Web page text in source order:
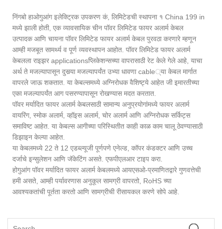
निंगबो हाओगुआंग इलेक्ट्रिक उपकरण कं, लिमिटेडची स्थापना १ China 199 in
मध्ये झाली होती, एक व्यावसायिक चीन पॉवर लिमिटेड फायर अलार्म केबल
उत्पादक आणि चायना पॉवर लिमिटेड फायर अलार्म केबल पुरवठा करणारे म्हणून
आम्ही मजबूत सामर्थ्य व पूर्ण व्यवस्थापन आहोत. पॉवर लिमिटेड फायर अलार्म
केबलला राइझर applicationsप्लिकेशन्सच्या वापरासाठी रेट केले गेले आहे, याचा
अर्थ ते मजल्यापासून दुसर्‍या मजल्यापर्यंत उभ्या धावणा cable्या केबल मार्गात
वापरले जाऊ शकतात. या केबल्समध्ये अग्निरोधक वैशिष्ट्ये आहेत जी इमारतीच्या
एका मजल्यापर्यंत आग पसरण्यापासून रोखण्यास मदत करतात.
पॉवर मर्यादित फायर अलार्म केबलसाठी सामान्य अनुप्रयोगांमध्ये फायर अलार्म
वायरिंग, स्मोक अलार्म, व्हॉइस अलार्म, चोर अलार्म आणि अग्निरोधक सर्किट्स
समाविष्ट आहेत. या केबल्स आगीच्या परिस्थितीत काही काळ काम चालू ठेवण्यासाठी
डिझाइन केल्या आहेत.
या केबलमध्ये 22 ते 12 एडब्ल्यूजी पूर्णपणे एनेल्ड, कॉपर कंडक्टर आणि उच्च
दर्जाचे इन्सुलेशन आणि जॅकेटिंग असते. एफपीएलआर टाइप करा.
होगुआंग पॉवर मर्यादित फायर अलार्म केबलमध्ये आयएसओ-प्रमाणितद्वारे गुणवत्तेची
हमी असते, आम्ही पर्यावरणास अनुकूल सामग्री वापरतो, RoHS च्या
आवश्यकतांची पूर्तता करतो आणि सामग्रीची रीसायकल करणे सोपे आहे.